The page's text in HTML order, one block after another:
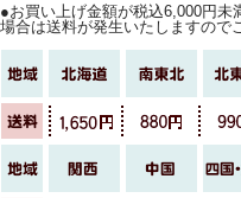
●お買い上げ金額が税込6,000円未
場合は送料が発生いたしますので